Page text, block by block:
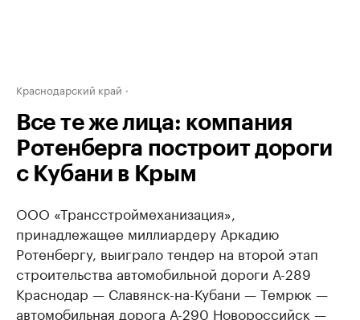
Краснодарский край
Все те же лица: компания
Ротенберга построит дороги
с Кубани в Крым
ООО «Трансстроймеханизация»,
принадлежащее миллиардеру Аркадию
Ротенбергу, выиграло тендер на второй этап
строительства автомобильной дороги А-289
Краснодар — Славянск-на-Кубани — Темрюк —
автомобильная дорога А-290 Новороссийск —